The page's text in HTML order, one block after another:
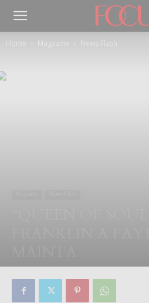
Home Magazine News Flash